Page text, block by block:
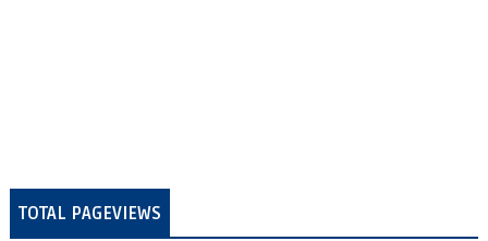
TOTAL PAGEVIEWS